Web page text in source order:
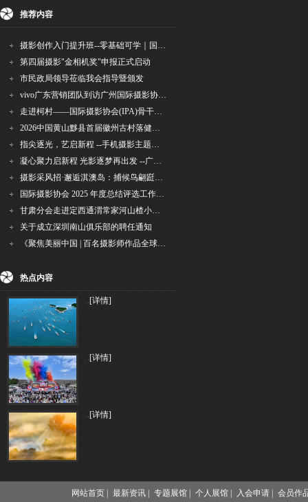
推荐内容
摄影创作入门提升班--零基础可学｜国际评委授课｜手机·相机均可｜AI工具｜摄影比赛指
第四届摄影"金相机奖"申报正式启动
市民政局领导莅临我会指导暨颁发
vivo广东营销团队到访广州国际摄影协会 共商合作事宜
走进柯村——国际摄影协会(IPA)骨干采风安徽行之6
2026中国黄山黟县首届徽州古村落健康跑圆满举行
指尖逐光，艺启新程 --手机摄影主题讲座在市老年干部大学圆满落幕
凝心聚力启新程 光影逐梦再出发 --广州国际摄影协会2026年首次会长秘书长会议召开
摄影采风招·邂逅淇澳岛：捕候鸟翩跹，寻古村烟火，追海上霞光
国际摄影协会 2025 年度总结评选工作的通知
甘肃分会走进定西通渭常家河山楂小镇旅游景区开展"红果满枝迎丰岁·山楂小镇庆佳节"为主
关于成立深圳南山俱乐部的聘任通知
《聚焦美丽中国 | 百名摄影师作品全球巡回展》（晋中）开幕新闻通稿
热点内容
..[详情]
..[详情]
..[详情]
网站首页 | 最新资讯 | 专题展馆 | 个人展馆 | 入会申请 | 会员作